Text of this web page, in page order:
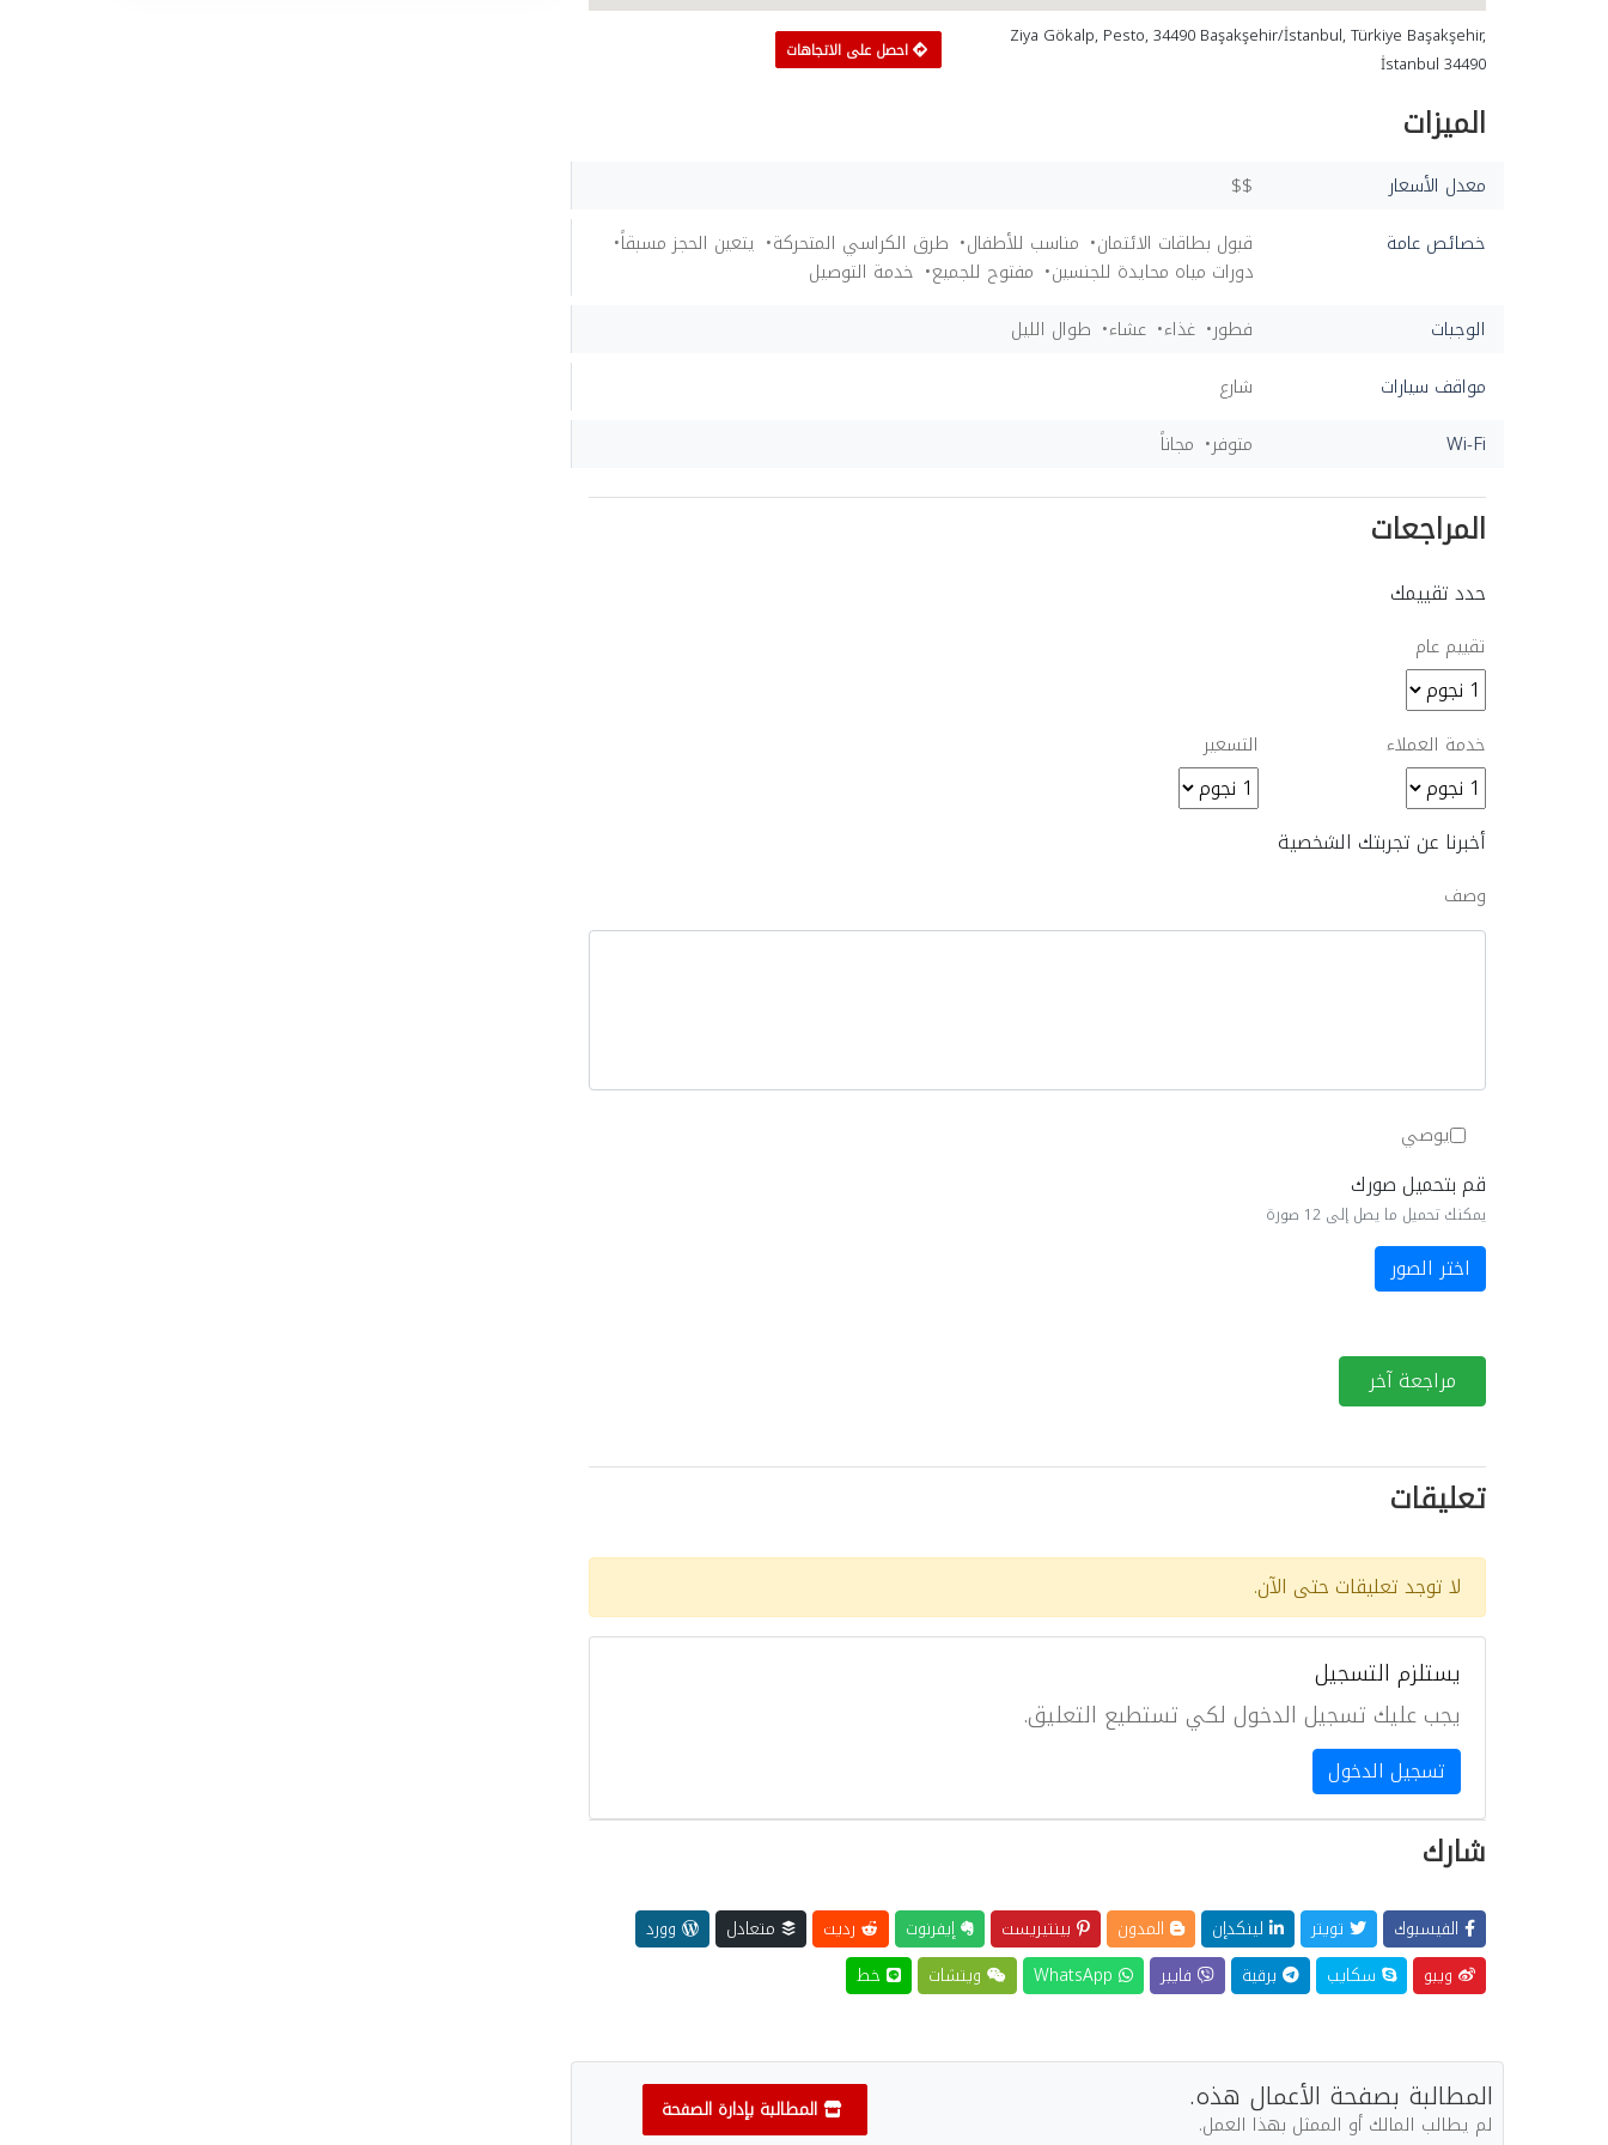
Ziya Gökalp, Pesto, 34490 Başakşehir/İstanbul, Türkiye Başakşehir,
İstanbul 34490
احصل على الاتجاهات
الميزات
معدل الأسعار
$$
خصائص عامة
قبول بطاقات الائتمان مناسب للأطفال طرق الكراسي المتحركة
يتعين الحجز مسبقاً
دورات مياه محايدة للجنسين
مفتوح للجميع خدمة التوصيل
الوجبات
فطور غذاء عشاء طوال الليل
مواقف سيارات
شارع
Wi-Fi
متوفر مجاناً
المراجعات
حدد تقييمك
تقييم عام
خدمة العملاء التسعير
أخبرنا عن تجربتك الشخصية
وصف
يوصي
قم بتحميل صورك
يمكنك تحميل ما يصل إلى 12 صورة
اختر الصور
مراجعة آخر
تعليقات
لا توجد تعليقات حتى الآن.
يستلزم التسجيل
يجب عليك تسجيل الدخول لكي تستطيع التعليق.
تسجيل الدخول
شارك
الفيسبوك تويتر لينكدإن المدون بينتيريست إيفرنوت رديت متعادل
وورد
ويبو
سكايب برقية فايبر ويتشات خط
المطالبة بصفحة الأعمال هذه.
لم يطالب المالك أو الممثل بهذا العمل. المطالبة بإدارة الصفحة